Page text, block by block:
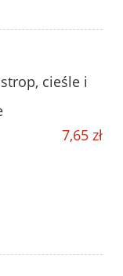
cieśle i
7,65 zł